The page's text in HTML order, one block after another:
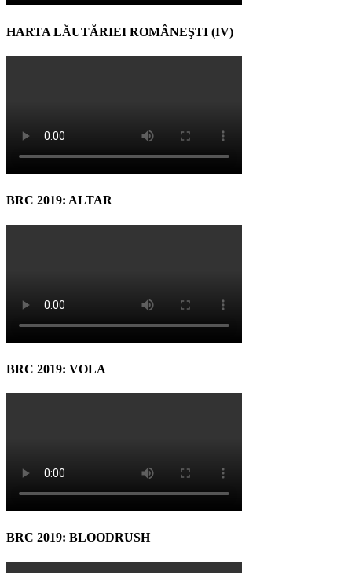
HARTA LĂUTĂRIEI ROMÂNEŞTI (IV)
BRC 2019: ALTAR
BRC 2019: VOLA
BRC 2019: BLOODRUSH